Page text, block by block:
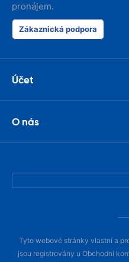
pronájem.
Zákaznická podpora
Účet
O nás
Tyto webové stránky vlastní a
jsou registrovány u Obchodní